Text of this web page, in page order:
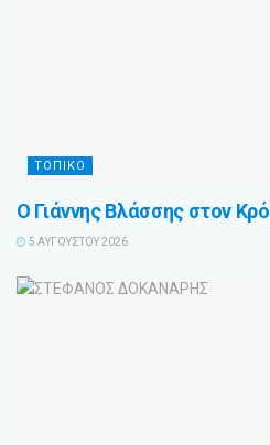
ΤΟΠΙΚΟ
Ο Γιάννης Βλάσσης στον
5 ΑΥΓΟΎΣΤΟΥ 2026